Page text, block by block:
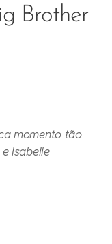
Brother
momento tão
Isabelle